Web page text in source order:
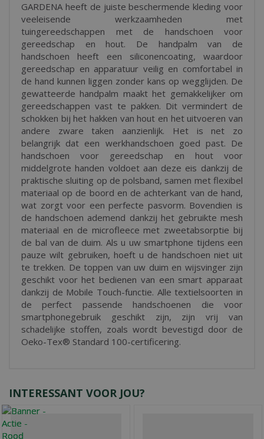
GARDENA heeft de juiste beschermende kleding voor
veeleisende werkzaamheden met
tuingereedschappen met de handschoen voor
gereedschap en hout. De handpalm van de
handschoen heeft een siliconencoating, waardoor
gereedschap en apparatuur veilig en comfortabel in
de hand kunnen liggen zonder kans op wegglijden. De
gewatteerde handpalm maakt het gemakkelijker om
gereedschappen vast te pakken. Dit vermindert de
schokken bij het hakken van hout en het uitvoeren van
andere zware taken aanzienlijk. Het is net zo
belangrijk dat een werkhandschoen goed past. De
handschoen voor gereedschap en hout voor
middelgrote handen voldoet aan deze eis dankzij de
praktische sluiting op de polsband, samen met flexibel
materiaal op de boord en de achterkant van de hand,
wat zorgt voor een perfecte pasvorm. Bovendien is
de handschoen ademend dankzij het gebruikte mesh
materiaal en de microfleece met zweetabsorptie bij
de bal van de duim. Als u uw smartphone tijdens een
pauze wilt gebruiken, hoeft u de handschoen niet uit
te trekken. De toppen van uw duim en wijsvinger zijn
geschikt voor het bedienen van een smart apparaat
dankzij de Mobile Touch-functie. Alle textielsoorten in
de perfect passende handschoenen die voor
smartphonegebruik geschikt zijn, zijn vrij van
schadelijke stoffen, zoals wordt bevestigd door de
Oeko-Tex® Standard 100-certificering.
INTERESSANT VOOR JOU?